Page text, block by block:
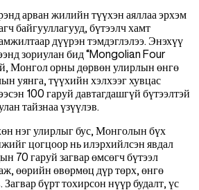
арван жилийн түүхэн аяллаа эрхэм
байгууллагууд, бүтээлч хамт
дүүрэн тэмдэглэлээ. Энэхүү
зориулан бид “Mongolian Four
Монгол орны дөрвөн улирлын өнгө
уянга, түүхийн хэлхээг хувцас
100 гаруй давтагдашгүй бүтээлтэй
тайзнаа үзүүлэв.
нэг улирлыг бус, Монголын бүх
цогцоор нь илэрхийлсэн явдал
70 гаруй загвар өмсөгч бүтээл
өөрийн өвөрмөц дүр төрх, өнгө
Загвар бүрт тохирсон нүүр будалт, үс